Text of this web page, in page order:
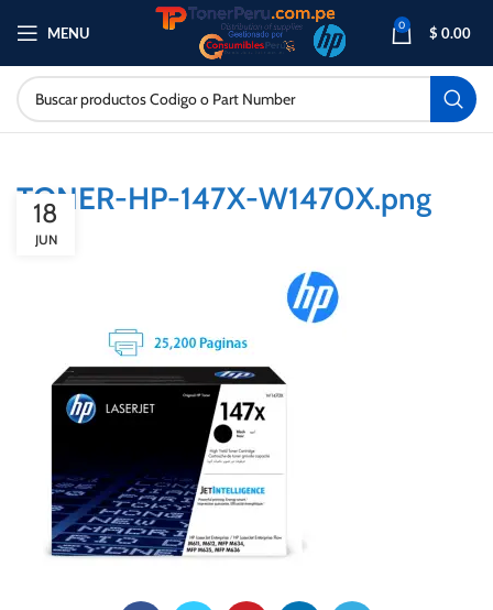
MENU 0 $ 0.00
TONER-HP-147X-W1470X.png
18
JUN